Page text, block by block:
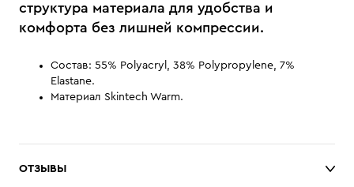
структура материала для удобства и
комфорта без лишней компрессии.
Состав: 55% Polyacryl, 38% Polypropylene, 7%
Elastane.
Материал Skintech Warm.
ОТЗЫВЫ